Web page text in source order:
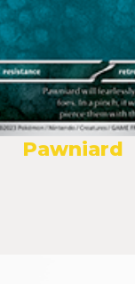
Pawniard